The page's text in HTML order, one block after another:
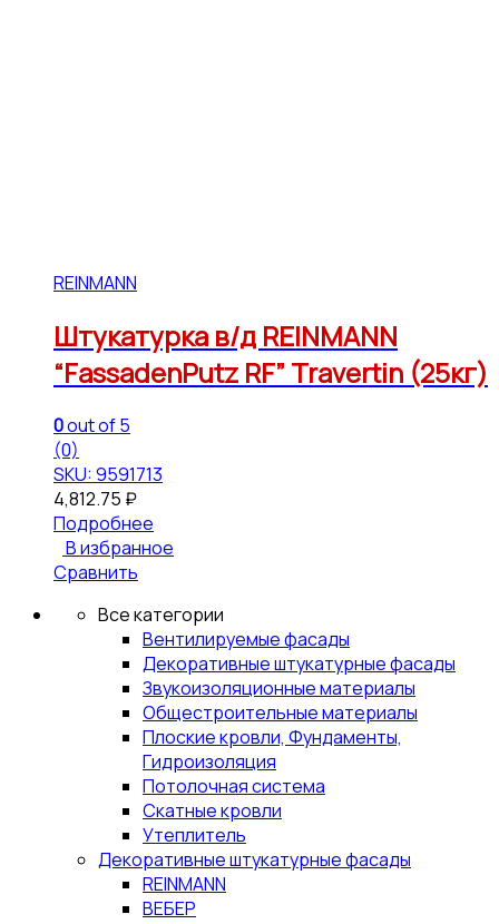
REINMANN
Штукатурка в/д REINMANN
“FassadenPutz RF” Travertin (25кг)
0out of 5
(0)
SKU: 9591713
4,812.75 ₽
Подробнее
В избранное
Сравнить
Все категории
Вентилируемые фасады
Декоративные штукатурные фасады
Звукоизоляционные материалы
Общестроительные материалы
Плоские кровли, Фундаменты,
Гидроизоляция
Потолочная система
Скатные кровли
Утеплитель
Декоративные штукатурные фасады
REINMANN
ВЕБЕР